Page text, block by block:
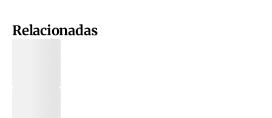
Relacionadas